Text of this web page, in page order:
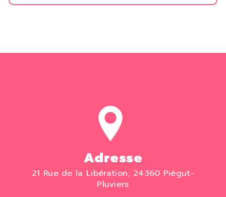
Adresse
21 Rue de la Libération, 24360 Piégut-
Pluviers